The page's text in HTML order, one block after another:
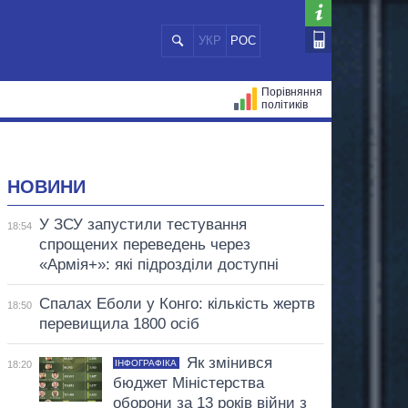
УКР РОС
Порівняння
політиків
НОВИНИ
18:54
У ЗСУ запустили тестування
спрощених переведень через
«Армія+»: які підрозділи доступні
18:50
Спалах Еболи у Конго: кількість жертв
перевищила 1800 осіб
18:20 ІНФОГРАФІКА
Як змінився
бюджет Міністерства
оборони за 13 років війни з